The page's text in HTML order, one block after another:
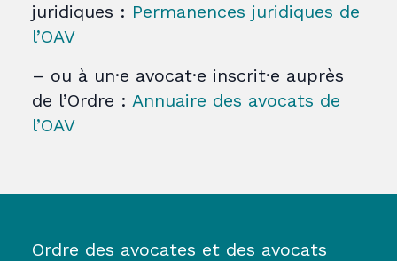
juridiques : Permanences juridiques de
l’OAV
– ou à un·e avocat·e inscrit·e auprès
de l’Ordre : Annuaire des avocats de
l’OAV
Ordre des avocates et des avocats